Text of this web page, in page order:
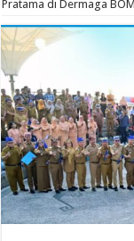
Pratama di Dermaga